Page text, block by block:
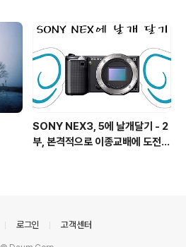
SONY NEX3, 5에 날개달기 - 2
부, 본격적으로 이종교배에 도전하
로그인 고객센터